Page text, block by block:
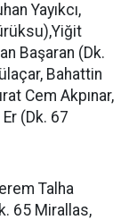
Yayıkcı,
Başaran (Dk.
Bahattin
Cem Akpınar,
(Dk. 67
Talha
65 Mirallas,